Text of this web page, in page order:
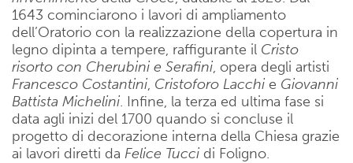
1643 cominciarono i lavori di ampliamento
dell’Oratorio con la realizzazione della copertura in
legno dipinta a tempere, raffigurante il Cristo
risorto con Cherubini e Serafini, opera degli artisti
Francesco Costantini, Cristoforo Lacchi e Giovanni
Battista Michelini. Infine, la terza ed ultima fase si
data agli inizi del 1700 quando si concluse il
progetto di decorazione interna della Chiesa grazie
ai lavori diretti da Felice Tucci di Foligno.